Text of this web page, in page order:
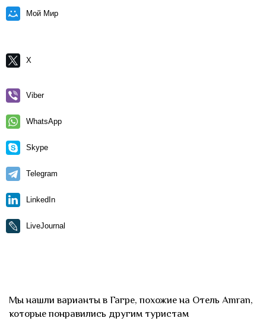
Мой Мир
X
Viber
WhatsApp
Skype
Telegram
LinkedIn
LiveJournal
Мы нашли варианты в Гагре, похожие на Отель Amran,
которые понравились другим туристам